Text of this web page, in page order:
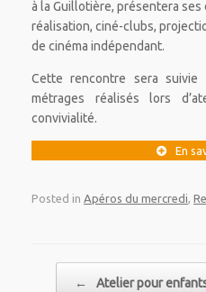
à la Guillotière, présentera
réalisation, ciné-clubs,
de cinéma indépendant.
Cette rencontre sera suivie
métrages réalisés lors
convivialité.
En
Posted in Apéros du mercredi,
← Atelier pour